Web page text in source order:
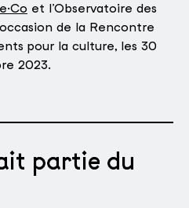
et l’Observatoire des
de la Rencontre
pour la culture, les 30
2023.
partie du